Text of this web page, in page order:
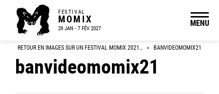
FESTIVAL
MOMIX
29 JAN - 7 FÉV 2027
MENU
RETOUR EN IMAGES SUR UN FESTIVAL MOMIX 2021… > BANVIDEOMOMIX21
banvideomomix21